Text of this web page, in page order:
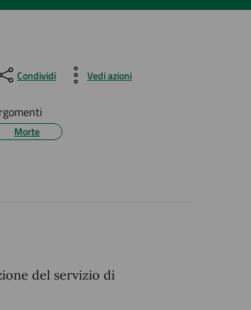
Condividi Vedi azioni
Morte
del servizio di